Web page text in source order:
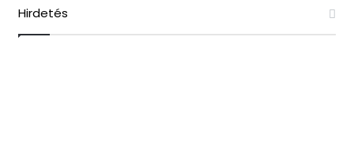
Hirdetés